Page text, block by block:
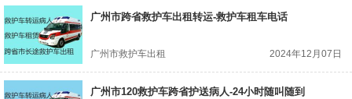
广州市跨省救护车出租转运-救护车租车电话
广州市救护车出租 2024年12月07日
广州市120救护车跨省护送病人-24小时随叫随到